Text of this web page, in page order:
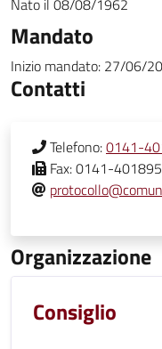
Nato il 08/08/1962
Mandato
Inizio mandato: 27/06/
Contatti
Telefono:0141-
Fax:0141-401895
Organizzazione
Consiglio